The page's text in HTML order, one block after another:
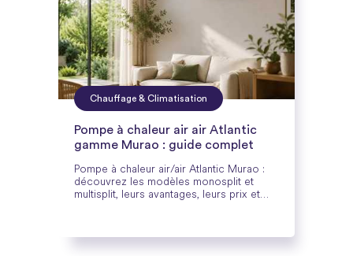
Chauffage & Climatisation
Pompe à chaleur air air Atlantic
gamme Murao : guide complet
Pompe à chaleur air/air Atlantic Murao :
découvrez les modèles monosplit et
multisplit, leurs avantages, leurs prix et